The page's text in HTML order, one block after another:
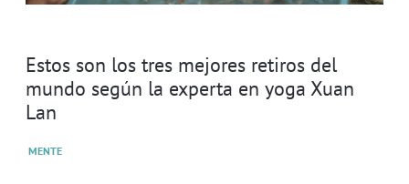
Estos son los tres mejores retiros del
mundo según la experta en yoga Xuan
Lan
MENTE